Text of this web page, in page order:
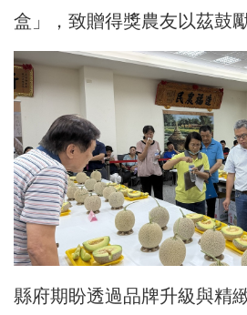
盒」，致贈得獎農友以茲鼓勵
縣府期盼透過品牌升級與精